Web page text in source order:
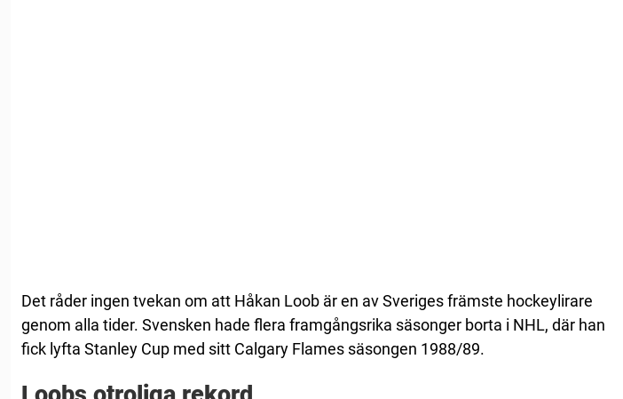
Det råder ingen tvekan om att Håkan Loob är en av Sveriges främste hockeylirare
genom alla tider. Svensken hade flera framgångsrika säsonger borta i NHL, där han
fick lyfta Stanley Cup med sitt Calgary Flames säsongen 1988/89.